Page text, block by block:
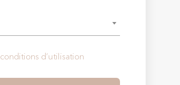
conditions d’utilisation